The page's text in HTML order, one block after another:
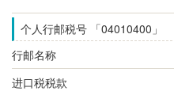
个人行邮税号 「04010400」
行邮名称
进口税税款